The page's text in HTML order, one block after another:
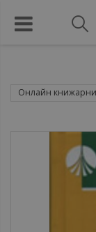
Онлайн